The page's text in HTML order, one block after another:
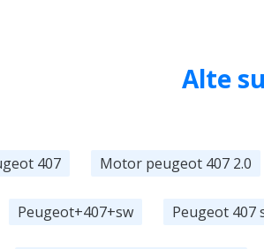
Alte
407 Motor peugeot 407 2.0
Peugeot+407+sw Peugeot 407